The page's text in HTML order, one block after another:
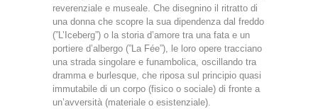
reverenziale e museale. Che disegnino il ritratto di
una donna che scopre la sua dipendenza dal freddo
(”L’Iceberg”) o la storia d’amore tra una fata e un
portiere d’albergo (”La Fée”), le loro opere tracciano
una strada singolare e funambolica, oscillando tra
dramma e burlesque, che riposa sul principio quasi
immutabile di un corpo (fisico o sociale) di fronte a
un’avversità (materiale o esistenziale).